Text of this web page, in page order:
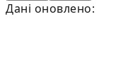
Дані оновлено: